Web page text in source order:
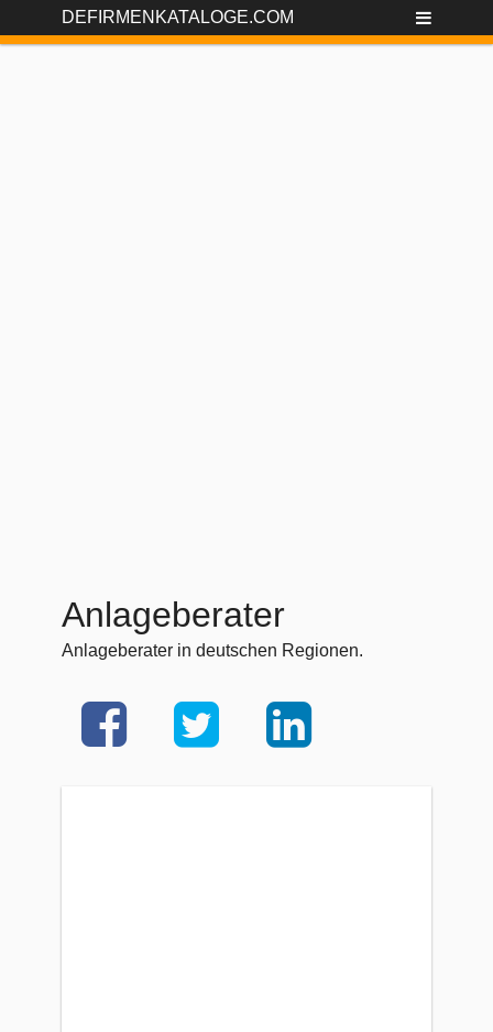
DEFIRMENKATALOGE.COM
Anlageberater
Anlageberater in deutschen Regionen.